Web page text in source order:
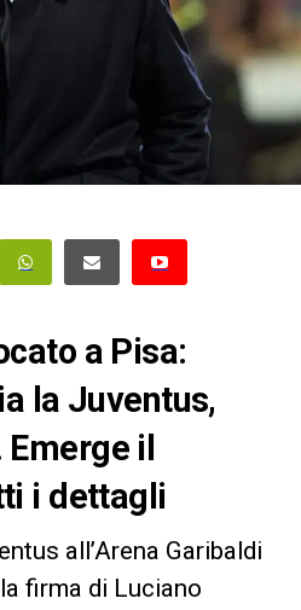
a Pisa:
la Juventus,
il
i dettagli
all’Arena Garibaldi
firma di Luciano